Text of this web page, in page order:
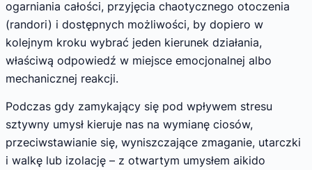
ogarniania całości, przyjęcia chaotycznego otoczenia
(randori) i dostępnych możliwości, by dopiero w
kolejnym kroku wybrać jeden kierunek działania,
właściwą odpowiedź w miejsce emocjonalnej albo
mechanicznej reakcji.
Podczas gdy zamykający się pod wpływem stresu
sztywny umysł kieruje nas na wymianę ciosów,
przeciwstawianie się, wyniszczające zmaganie, utarczki
i walkę lub izolację – z otwartym umysłem aikido